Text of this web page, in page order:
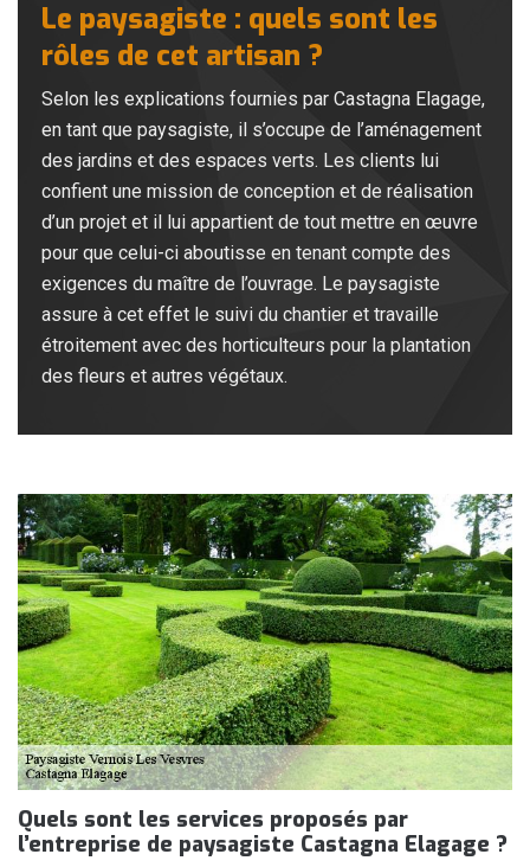
Le paysagiste : quels sont les
rôles de cet artisan ?
Selon les explications fournies par Castagna Elagage,
en tant que paysagiste, il s’occupe de l’aménagement
des jardins et des espaces verts. Les clients lui
confient une mission de conception et de réalisation
d’un projet et il lui appartient de tout mettre en œuvre
pour que celui-ci aboutisse en tenant compte des
exigences du maître de l’ouvrage. Le paysagiste
assure à cet effet le suivi du chantier et travaille
étroitement avec des horticulteurs pour la plantation
des fleurs et autres végétaux.
Quels sont les services proposés par
l’entreprise de paysagiste Castagna Elagage ?